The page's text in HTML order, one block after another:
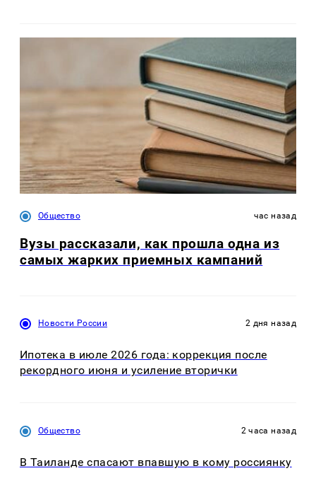
Общество час назад
Вузы рассказали, как прошла одна из
самых жарких приемных кампаний
Новости России 2 дня назад
Ипотека в июле 2026 года: коррекция после
рекордного июня и усиление вторички
Общество 2 часа назад
В Таиланде спасают впавшую в кому россиянку